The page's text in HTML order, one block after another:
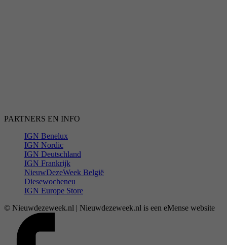
PARTNERS EN INFO
IGN Benelux
IGN Nordic
IGN Deutschland
IGN Frankrijk
NieuwDezeWeek België
Diesewocheneu
IGN Europe Store
© Nieuwdezeweek.nl | Nieuwdezeweek.nl is een eMense website